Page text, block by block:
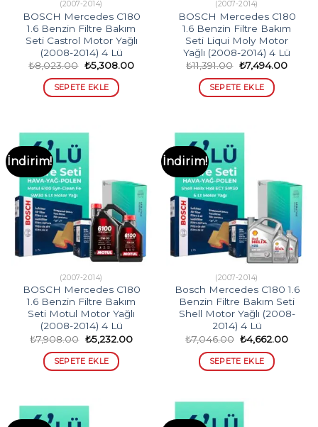
(2007-2014)
BOSCH Mercedes C180
1.6 Benzin Filtre Bakım
Seti Castrol Motor Yağlı
(2008-2014) 4 Lü
₺8,023.00 Orijinal
fiyat:
₺8,023.00.
₺5,308.00Şu
SEPETE EKLE
(2007-2014)
BOSCH Mercedes C180
1.6 Benzin Filtre Bakım
Seti Liqui Moly Motor
Yağlı (2008-2014) 4 Lü
₺11,391.00 Orijinal
fiyat:
₺11,391.00.
₺7,494.00Şu
SEPETE EKLE
İndirim!
(2007-2014)
BOSCH Mercedes C180
1.6 Benzin Filtre Bakım
Seti Motul Motor Yağlı
(2008-2014) 4 Lü
₺7,908.00 Orijinal
fiyat:
₺7,908.00.
₺5,232.00Şu
SEPETE EKLE
İndirim!
(2007-2014)
Bosch Mercedes C180 1.6
Benzin Filtre Bakım Seti
Shell Motor Yağlı (2008-
2014) 4 Lü
₺7,046.00 Orijinal
fiyat:
₺7,046.00.
₺4,662.00Şu
SEPETE EKLE